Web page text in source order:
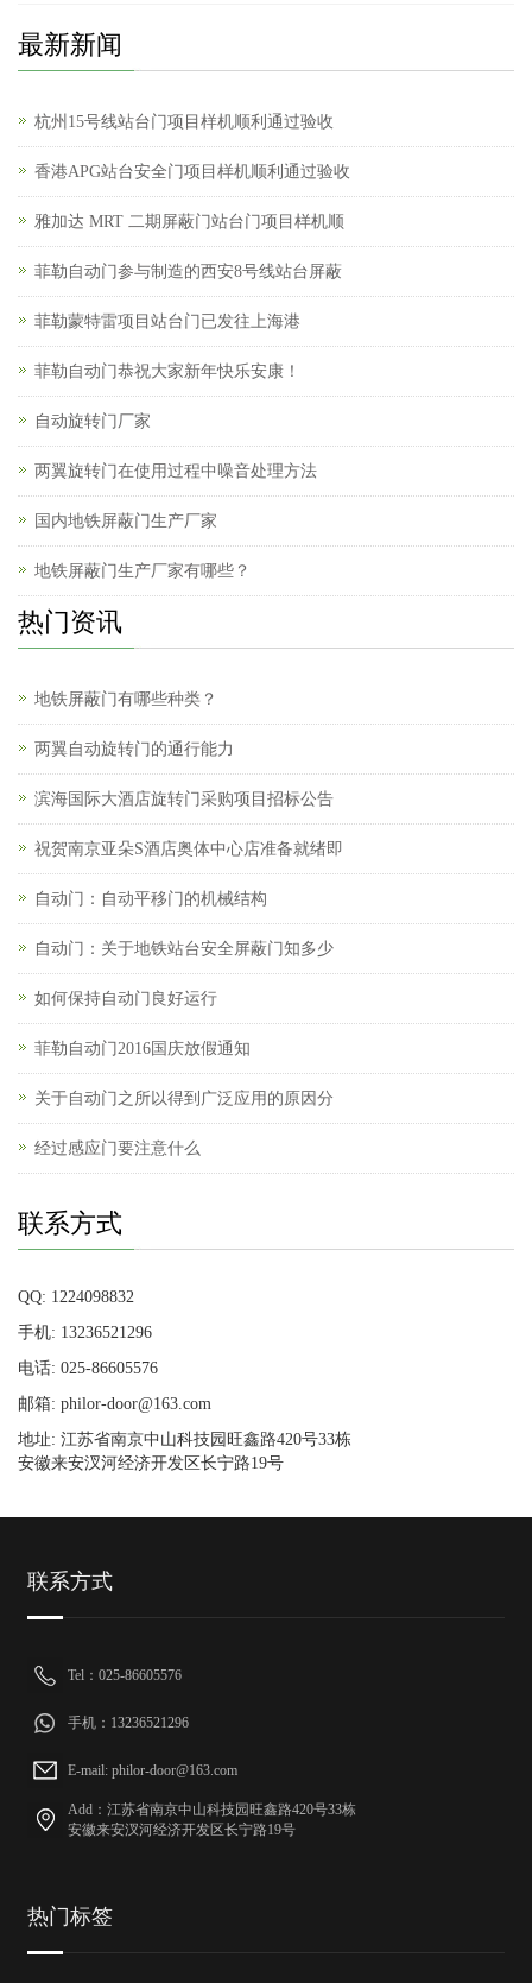
最新新闻
杭州15号线站台门项目样机顺利通过验收
香港APG站台安全门项目样机顺利通过验收
雅加达 MRT 二期屏蔽门站台门项目样机顺
菲勒自动门参与制造的西安8号线站台屏蔽
菲勒蒙特雷项目站台门已发往上海港
菲勒自动门恭祝大家新年快乐安康！
自动旋转门厂家
两翼旋转门在使用过程中噪音处理方法
国内地铁屏蔽门生产厂家
地铁屏蔽门生产厂家有哪些？
热门资讯
地铁屏蔽门有哪些种类？
两翼自动旋转门的通行能力
滨海国际大酒店旋转门采购项目招标公告
祝贺南京亚朵S酒店奥体中心店准备就绪即
自动门：自动平移门的机械结构
自动门：关于地铁站台安全屏蔽门知多少
如何保持自动门良好运行
菲勒自动门2016国庆放假通知
关于自动门之所以得到广泛应用的原因分
经过感应门要注意什么
联系方式
QQ: 1224098832
手机: 13236521296
电话: 025-86605576
邮箱: philor-door@163.com
地址: 江苏省南京中山科技园旺鑫路420号33栋
安徽来安汊河经济开发区长宁路19号
联系方式
Tel：025-86605576
手机：13236521296
E-mail: philor-door@163.com
Add：江苏省南京中山科技园旺鑫路420号33栋
安徽来安汊河经济开发区长宁路19号
热门标签